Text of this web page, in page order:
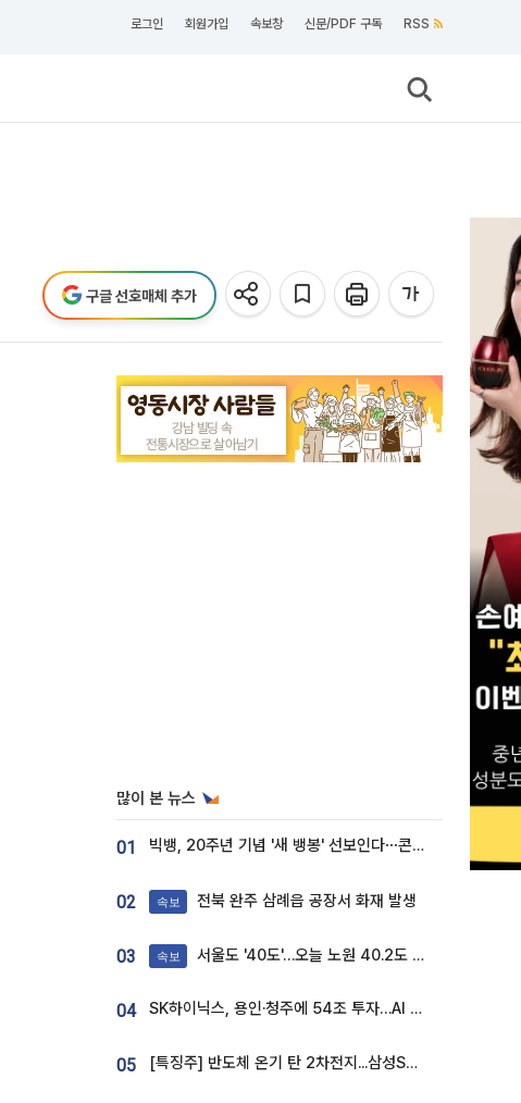
로그인 회원가입 속보창 신문/PDF 구독 RSS
구글 선호매체 추가
많이 본 뉴스
01 빅뱅, 20주년 기념 '새 뱅봉' 선보인다⋯콘서트 앞두고 팝업 개최
02 속보 전북 완주 삼례읍 공장서 화재 발생
03 속보 서울도 '40도'…오늘 노원 40.2도 기록
04 SK하이닉스, 용인·청주에 54조 투자…AI 메모리 생산기지 키운다
05 [특징주] 반도체 온기 탄 2차전지...삼성SDI, 장 초반 7% 넘게 껑충